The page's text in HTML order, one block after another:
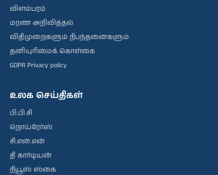
விளம்பரம்
மரண அறிவித்தல்
விதிமுறைகளும் நிபந்தனைகளும்
தனியுரிமைக் கொள்கை
GDPR Privacy policy
உலக செய்திகள்
பி.பி.சி
றொய்ரேர்ஸ்
சி.என்.என்
தி கார்டியன்
நியூஸ் ஸ்கை